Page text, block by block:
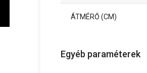
ÁTMÉRŐ (CM)
Egyéb paraméterek